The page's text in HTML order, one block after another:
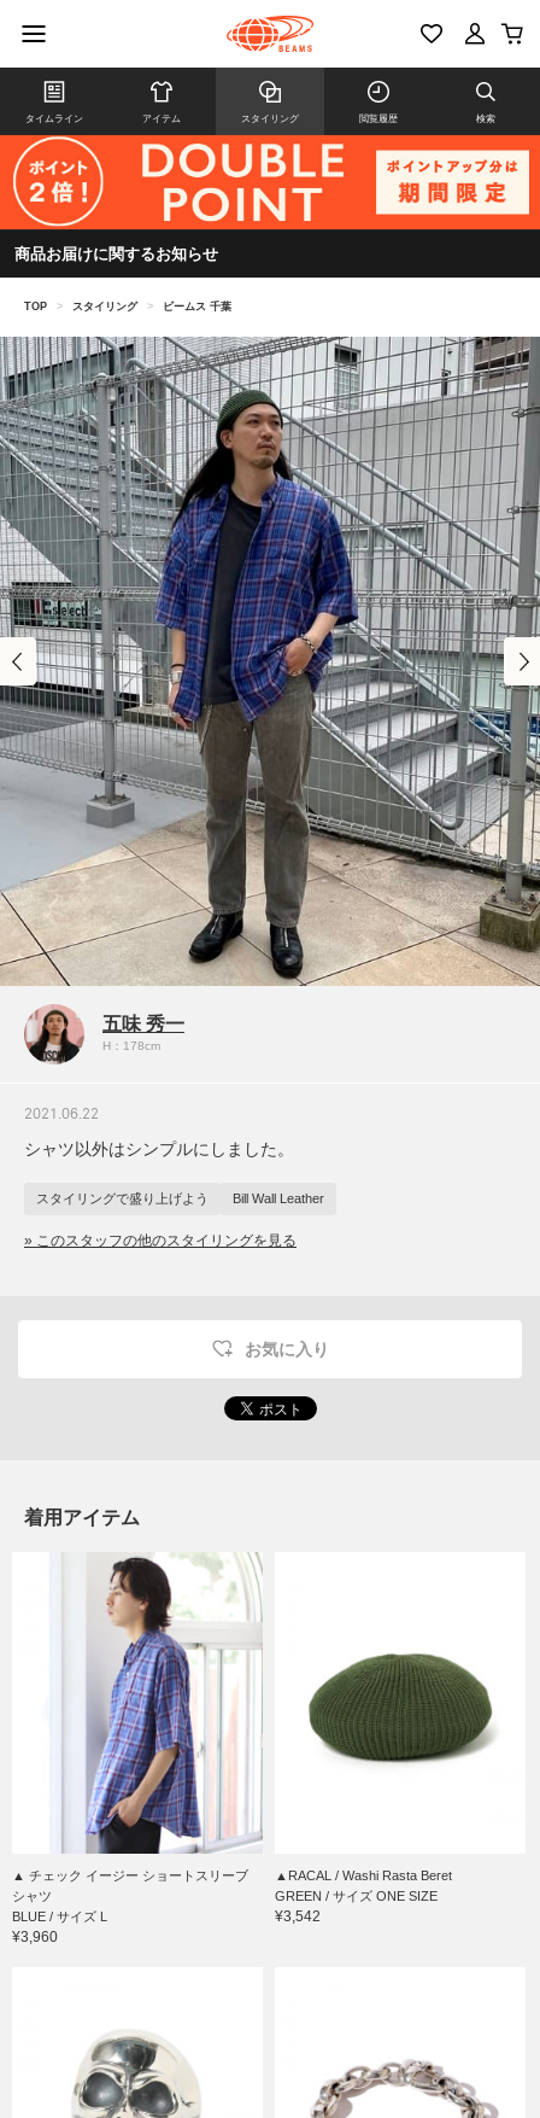
タイムライン アイテム スタイリング 閲覧履歴 検索
商品お届けに関するお知らせ
TOP > スタイリング > ビームス 千葉
五味 秀一
H：178cm
2021.06.22
シャツ以外はシンプルにしました。
スタイリングで盛り上げよう Bill Wall Leather
» このスタッフの他のスタイリングを見る
お気に入り
着用アイテム
▲ チェック イージー ショートスリーブ
シャツ
BLUE / サイズ L
¥3,960
▲RACAL / Washi Rasta Beret
GREEN / サイズ ONE SIZE
¥3,542